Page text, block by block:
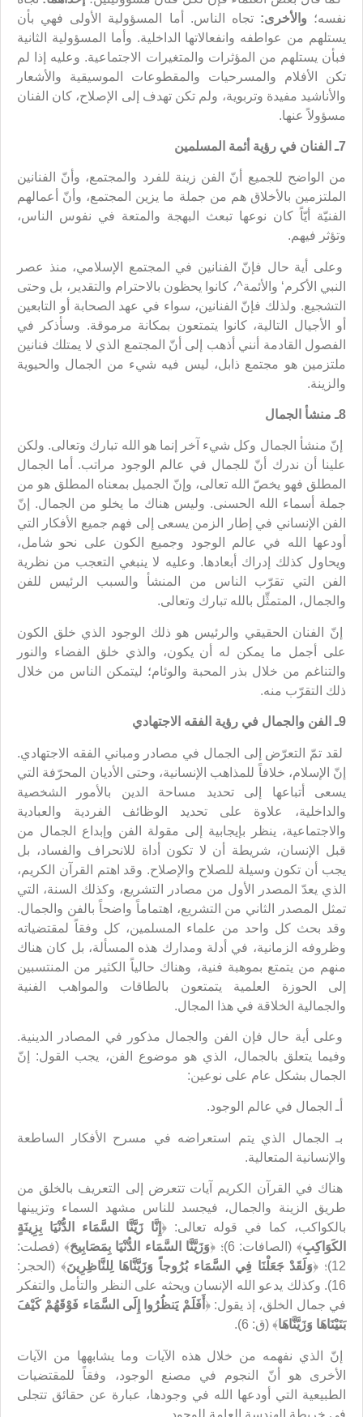
نفسه؛ والأخرى:تجاه الناس. أما المسؤولية الأولى فهي بأن
يستلهم من عواطفه وانفعالاتها الداخلية. وأما المسؤولية الثانية
فبأن يستلهم من المؤثرات والمتغيرات الاجتماعية. وعليه إذا لم
تكن الأفلام والمسرحيات والمقطوعات الموسيقية والأشعار
والأناشيد مفيدة وتربوية، ولم تكن تهدف إلى الإصلاح، كان الفنان
مسؤولاً عنها.
7ـ الفنان في رؤية أئمة المسلمين
من الواضح للجميع أنّ الفن زينة للفرد والمجتمع، وأنّ الفنانين
الملتزمين بالأخلاق هم من جملة ما يزين المجتمع، وأنّ أعمالهم
الفنيّة أيّاً كان نوعها تبعث البهجة والمتعة في نفوس الناس،
وتؤثر فيهم.
وعلى أية حال فإنّ الفنانين في المجتمع الإسلامي، منذ عصر
النبي الأكرم‘ والأئمة^، كانوا يحظون بالاحترام والتقدير، بل وحتى
التشجيع. ولذلك فإنّ الفنانين، سواء في عهد الصحابة أو التابعين
أو الأجيال التالية، كانوا يتمتعون بمكانة مرموقة. وسأذكر في
الفصول القادمة أنني أذهب إلى أنّ المجتمع الذي لا يمتلك فنانين
ملتزمين هو مجتمع ذابل، ليس فيه شيء من الجمال والحيوية
والزينة.
8ـ منشأ الجمال
إنّ منشأ الجمال وكل شيء آخر إنما هو الله تبارك وتعالى. ولكن
علينا أن ندرك أنّ للجمال في عالم الوجود مراتب. أما الجمال
المطلق فهو يخصّ الله تعالى، وإنّ الجميل بمعناه المطلق هو من
جملة أسماء الله الحسنى. وليس هناك ما يخلو من الجمال. إنّ
الفن الإنساني في إطار الزمن يسعى إلى فهم جميع الأفكار التي
أودعها الله في عالم الوجود وجميع الكون على نحو شامل،
ويحاول كذلك إدراك أبعادها. وعليه لا ينبغي التعجب من نظرية
الفن التي تقرّب الناس من المنشأ والسبب الرئيس للفن
والجمال، المتمثِّل بالله تبارك وتعالى.
إنّ الفنان الحقيقي والرئيس هو ذلك الوجود الذي خلق الكون
على أجمل ما يمكن له أن يكون، والذي خلق الفضاء والنور
والتناغم من خلال بذر المحبة والوئام؛ ليتمكن الناس من خلال
ذلك التقرّب منه.
9ـ الفن والجمال في رؤية الفقه الاجتهادي
لقد تمّ التعرّض إلى الجمال في مصادر ومباني الفقه الاجتهادي.
إنّ الإسلام، خلافاً للمذاهب الإنسانية، وحتى الأديان المحرّفة التي
يسعى أتباعها إلى تحديد مساحة الدين بالأمور الشخصية
والداخلية، علاوة على تحديد الوظائف الفردية والعبادية
والاجتماعية، ينظر بإيجابية إلى مقولة الفن وإبداع الجمال من
قبل الإنسان، شريطة أن لا تكون أداة للانحراف والفساد، بل
يجب أن تكون وسيلة للصلاح والإصلاح. وقد اهتم القرآن الكريم،
الذي يعدّ المصدر الأول من مصادر التشريع، وكذلك السنة، التي
تمثل المصدر الثاني من التشريع، اهتماماً واضحاً بالفن والجمال.
وقد بحث كل واحد من علماء المسلمين، كل وفقاً لمقتضياته
وظروفه الزمانية، في أدلة ومدارك هذه المسألة، بل كان هناك
منهم من يتمتع بموهبة فنية، وهناك حالياً الكثير من المنتسبين
إلى الحوزة العلمية يتمتعون بالطاقات والمواهب الفنية
والجمالية الخلاقة في هذا المجال.
وعلى أية حال فإن الفن والجمال مذكور في المصادر الدينية.
وفيما يتعلق بالجمال، الذي هو موضوع الفن، يجب القول: إنّ
الجمال بشكل عام على نوعين:
أـ الجمال في عالم الوجود.
بـ الجمال الذي يتم استعراضه في مسرح الأفكار الساطعة
والإنسانية المتعالية.
هناك في القرآن الكريم آيات تتعرض إلى التعريف بالخلق من
طريق الزينة والجمال، فيجسد للناس مشهد السماء وتزيينها
بالكواكب، كما في قوله تعالى: ﴿إِنَّا زَيَّنَّا السَّمَاء الدُّنْيَا بِزِينَةٍ
الكَوَاكِبِ﴾ (الصافات: 6)؛ ﴿ وَزَيَّنَّا السَّمَاء الدُّنْيَا بِمَصَابِيحَ﴾ (فصلت:
12)؛ ﴿
وَلَقَدْ جَعَلْنَا فِي السَّمَاء بُرُوجاً وَزَيَّنَّاهَا لِلنَّاظِرِينَ﴾ (الحجر:
16). وكذلك يدعو الله الإنسان ويحثه على النظر والتأمل والتفكر
في جمال الخلق، إذ يقول: ﴿ أَفَلَمْ يَنظُرُوا إِلَى السَّمَاء فَوْقَهُمْ كَيْفَ
بَنَيْنَاهَا وَزَيَّنَّاهَا﴾ (ق: 6).
إنّ الذي نفهمه من خلال هذه الآيات وما يشابهها من الآيات
الأخرى هو أنّ النجوم في مصنع الوجود، وفقاً للمقتضيات
الطبيعية التي أودعها الله في وجودها، عبارة عن حقائق تتجلى
في خريطة الهندسة العامة للوجود.